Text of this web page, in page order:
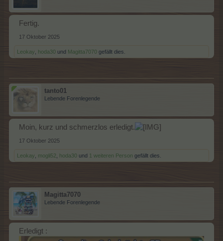
Fertig.
17 Oktober 2025
Leokay hoda30 und Magitta7070 gefällt dies.
tanto01
Lebende Forenlegende
Moin, kurz und schmerzlos erledigt.
17 Oktober 2025
Leokay mogli52 hoda30 und 1 weiteren Person gefällt dies.
Magitta7070
Lebende Forenlegende
Erledigt :